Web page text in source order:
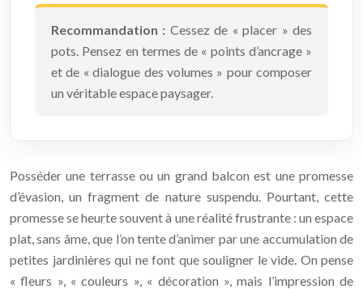
Recommandation : Cessez de « placer » des
pots. Pensez en termes de « points d’ancrage »
et de « dialogue des volumes » pour composer
un véritable espace paysager.
Posséder une terrasse ou un grand balcon est une promesse
d’évasion, un fragment de nature suspendu. Pourtant, cette
promesse se heurte souvent à une réalité frustrante : un espace
plat, sans âme, que l’on tente d’animer par une accumulation de
petites jardinières qui ne font que souligner le vide. On pense
« fleurs », « couleurs », « décoration », mais l’impression de